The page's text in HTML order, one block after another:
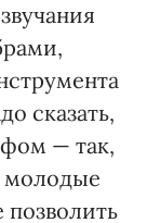
сказать,
— так,
молодые